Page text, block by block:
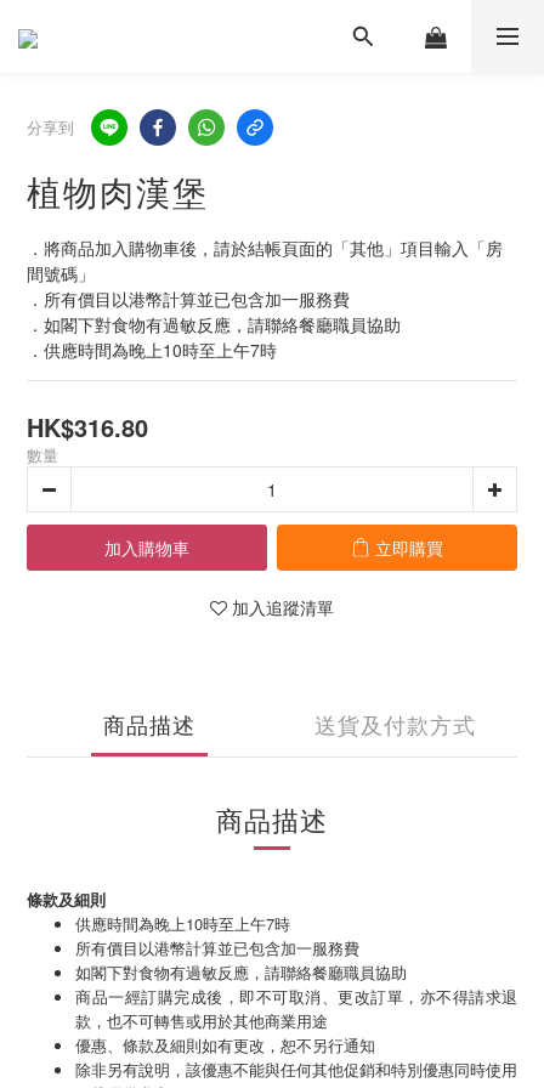
分享到
植物肉漢堡
．將商品加入購物車後，請於結帳頁面的「其他」項目輸入「房
間號碼」
．所有價目以港幣計算並已包含加一服務費
．如閣下對食物有過敏反應，請聯絡餐廳職員協助
．供應時間為晚上10時至上午7時
HK$316.80
數量
加入購物車 立即購買
加入追蹤清單
商品描述 送貨及付款方式
商品描述
條款及細則
供應時間為晚上10時至上午7時
所有價目以港幣計算並已包含加一服務費
如閣下對食物有過敏反應，請聯絡餐廳職員協助
商品一經訂購完成後，即不可取消、更改訂單，亦不得請求退
款，也不可轉售或用於其他商業用途
優惠、條款及細則如有更改，恕不另行通知
除非另有說明，該優惠不能與任何其他促銷和特別優惠同時使用